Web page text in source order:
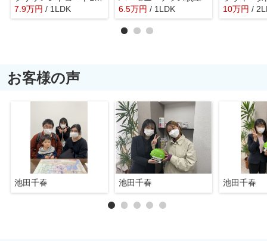
7.9万円 / 1LDK
6.5万円 / 1LDK
10万円 /
お客様の声
池田千春 池田千春 池田千春